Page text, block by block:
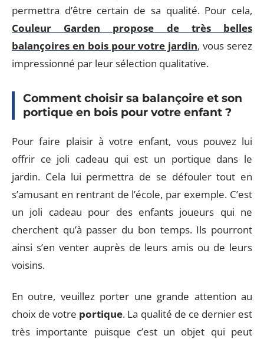
permettra d’être certain de sa qualité. Pour cela,
Couleur Garden propose de très belles
balançoires en bois pour votre jardin, vous serez
impressionné par leur sélection qualitative.
Comment choisir sa balançoire et son
portique en bois pour votre enfant ?
Pour faire plaisir à votre enfant, vous pouvez lui
offrir ce joli cadeau qui est un portique dans le
jardin. Cela lui permettra de se défouler tout en
s’amusant en rentrant de l’école, par exemple. C’est
un joli cadeau pour des enfants joueurs qui ne
cherchent qu’à passer du bon temps. Ils pourront
ainsi s’en venter auprès de leurs amis ou de leurs
voisins.
En outre, veuillez porter une grande attention au
choix de votre portique. La qualité de ce dernier est
très importante puisque c’est un objet qui peut